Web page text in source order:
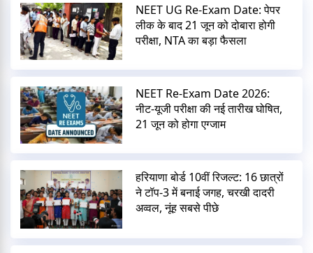
NEET UG Re-Exam Date: पेपर
लीक के बाद 21 जून को दोबारा होगी
परीक्षा, NTA का बड़ा फैसला
NEET Re-Exam Date 2026:
नीट-यूजी परीक्षा की नई तारीख घोषित,
21 जून को होगा एग्जाम
हरियाणा बोर्ड 10वीं रिजल्ट: 16 छात्रों
ने टॉप-3 में बनाई जगह, चरखी दादरी
अव्वल, नूंह सबसे पीछे